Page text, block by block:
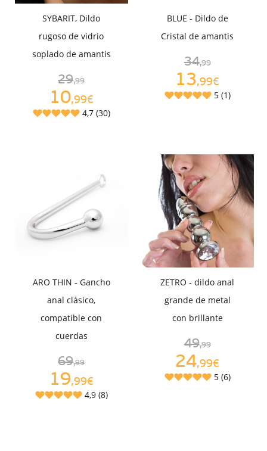
SYBARIT, Dildo
rugoso de vidrio
soplado de amantis
29,99
10,99€
4,7 (30)
BLUE - Dildo de
Cristal de amantis
34,99
13,99€
5 (1)
ARO THIN - Gancho
anal clásico,
compatible con
cuerdas
69,99
19,99€
4,9 (8)
ZETRO - dildo anal
grande de metal
con brillante
49,99
24,99€
5 (6)